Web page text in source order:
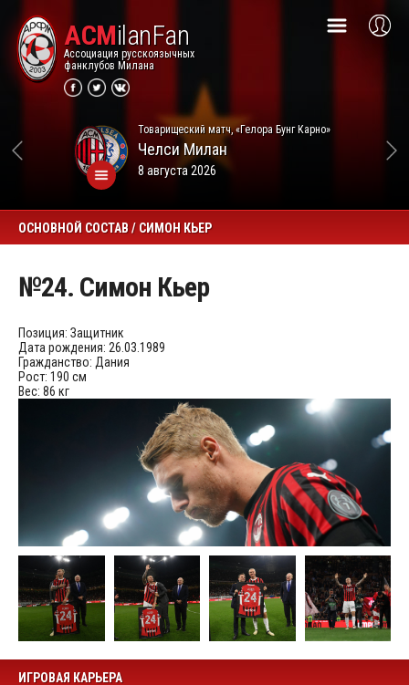
ACMilanFan
Ассоциация русскоязычных
фанклубов Милана
Товарищеский матч, «Гелора Бунг Карно»
ЧелсиМилан
8 августа 2026
ОСНОВНОЙ СОСТАВ / СИМОН КЬЕР
№24. Симон Кьер
Позиция: Защитник
Дата рождения: 26.03.1989
Гражданство: Дания
Рост: 190 см
Вес: 86 кг
ИГРОВАЯ КАРЬЕРА